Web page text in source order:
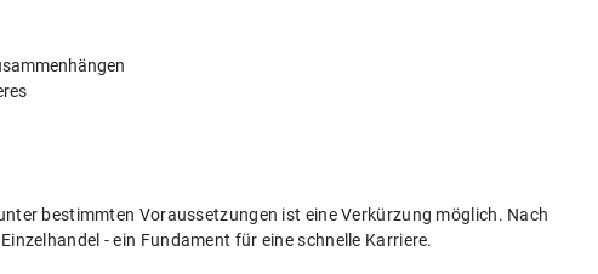
bestimmten Voraussetzungen ist eine Verkürzung möglich. Nach
- ein Fundament für eine schnelle Karriere.